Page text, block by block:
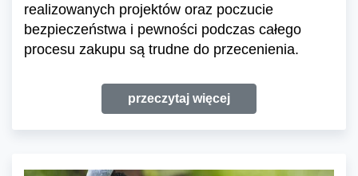
realizowanych projektów oraz poczucie
bezpieczeństwa i pewności podczas całego
procesu zakupu są trudne do przecenienia.
przeczytaj więcej